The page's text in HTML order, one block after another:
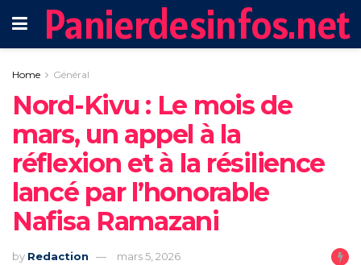
Panierdesinfos.net
Home Général
‎Nord-Kivu : Le mois de
mars, un appel à la
réflexion et à la résilience
lancé par l’honorable
Nafisa Ramazani
by Redaction mars 5, 2026